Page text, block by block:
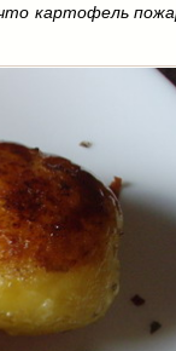
картофель